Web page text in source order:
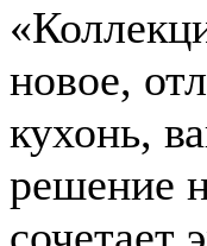
новое,
кухонь,
решение